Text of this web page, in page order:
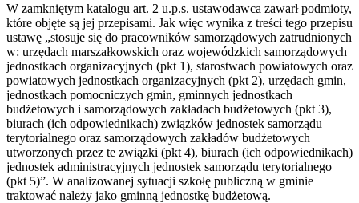
W zamkniętym katalogu art. 2 u.p.s. ustawodawca zawarł podmioty,
które objęte są jej przepisami. Jak więc wynika z treści tego przepisu
ustawę „stosuje się do pracowników samorządowych zatrudnionych
w: urzędach marszałkowskich oraz wojewódzkich samorządowych
jednostkach organizacyjnych (pkt 1), starostwach powiatowych oraz
powiatowych jednostkach organizacyjnych (pkt 2), urzędach gmin,
jednostkach pomocniczych gmin, gminnych jednostkach
budżetowych i samorządowych zakładach budżetowych (pkt 3),
biurach (ich odpowiednikach) związków jednostek samorządu
terytorialnego oraz samorządowych zakładów budżetowych
utworzonych przez te związki (pkt 4), biurach (ich odpowiednikach)
jednostek administracyjnych jednostek samorządu terytorialnego
(pkt 5)”. W analizowanej sytuacji szkołę publiczną w gminie
traktować należy jako gminną jednostkę budżetową.